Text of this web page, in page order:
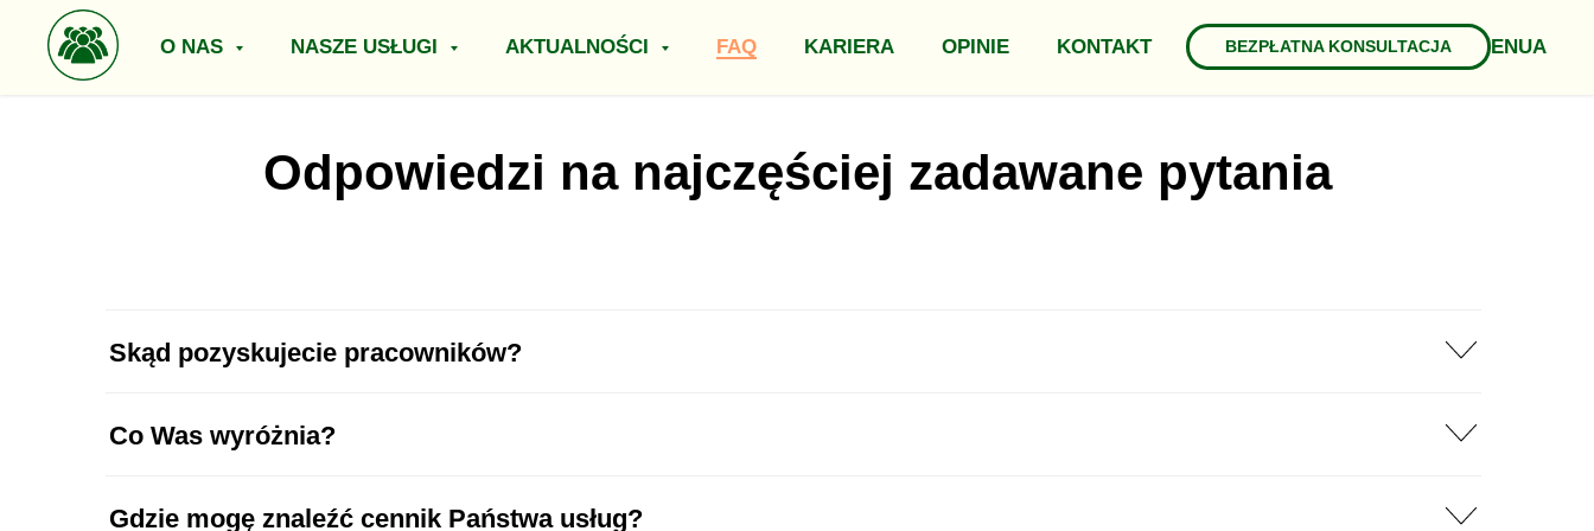
O NAS NASZE USŁUGI AKTUALNOŚCI FAQ KARIERA OPINIE KONTAKT BEZPŁATNA KONSULTACJA ENUA
Odpowiedzi na najczęściej zadawane pytania
Skąd pozyskujecie pracowników?
Pozyskujemy pracowników głównie ze Wschodu, najczęściej z Ukrainy, Mołdawii, Armenii, Gruzji i Kazachstanu. Nasz kolejny
Co Was wyróżnia?
Gdzie mogę znaleźć cennik Państwa usług?